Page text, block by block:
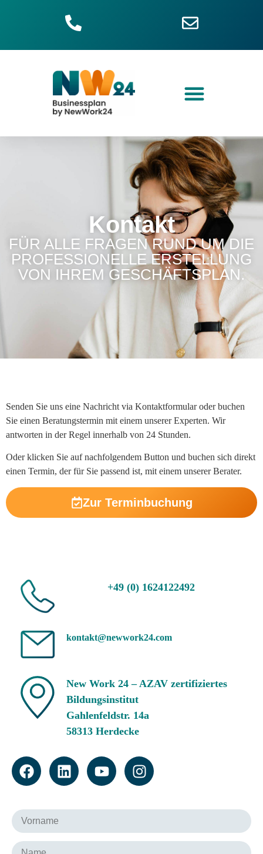
Kontakt
FÜR ALLE FRAGEN RUND UM DIE
PROFESSIONELLE ERSTELLUNG
VON IHREM GESCHÄFTSPLAN.
Senden Sie uns eine Nachricht via Kontaktformular oder buchen
Sie einen Beratungstermin mit einem unserer Experten. Wir
antworten in der Regel innerhalb von 24 Stunden.
Oder klicken Sie auf nachfolgendem Button und buchen sich direkt
einen Termin, der für Sie passend ist, mit einem unserer Berater.
Zur Terminbuchung
+49 (0) 1624122492
kontakt@newwork24.com
New Work 24 – AZAV zertifiziertes
Bildungsinstitut
Gahlenfeldstr. 14a
58313 Herdecke